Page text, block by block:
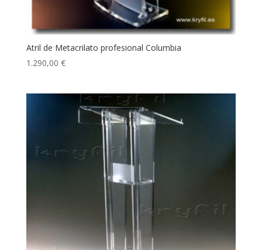
Atril de Metacrilato profesional Columbia
1.290,00 €